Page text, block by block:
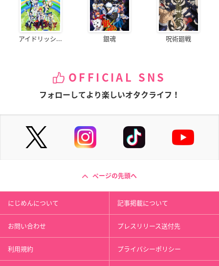
アイドリッシ... 銀魂 呪術廻戦
OFFICIAL SNS
フォローしてより楽しいオタクライフ！
ページの先頭へ
にじめんについて 記事掲載について
お問い合わせ プレスリリース送付先
利用規約 プライバシーポリシー